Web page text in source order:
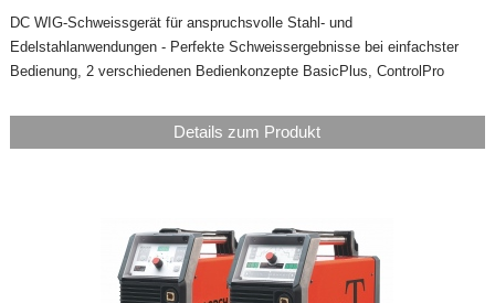
DC WIG-Schweissgerät für anspruchsvolle Stahl- und
Edelstahlanwendungen - Perfekte Schweissergebnisse bei einfachster
Bedienung, 2 verschiedenen Bedienkonzepte BasicPlus, ControlPro
Details zum Produkt